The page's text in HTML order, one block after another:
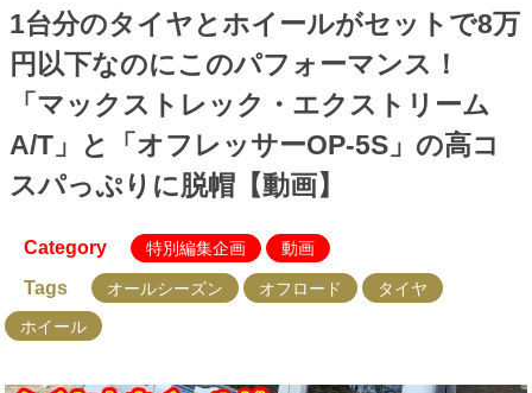
1台分のタイヤとホイールがセットで8万
円以下なのにこのパフォーマンス！
「マックストレック・エクストリーム
A/T」と「オフレッサーOP-5S」の高コ
スパっぷりに脱帽【動画】
Category 特別編集企画 動画
Tags オールシーズン オフロード
タイヤ
ホイール